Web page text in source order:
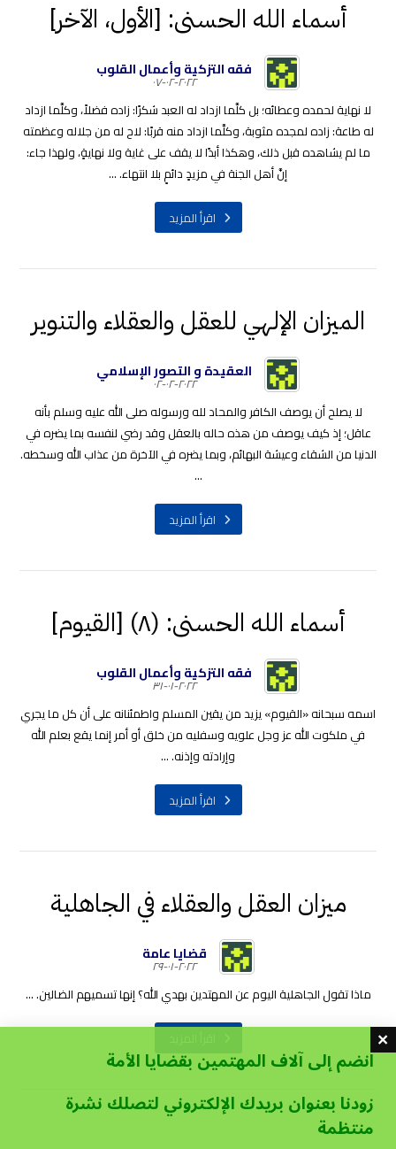
أسماء الله الحسنى: [الأول، الآخر]
فقه التزكية وأعمال القلوب
٢٠٢٢-٠٢-٠٧
لا نهاية لحمده وعطائه؛ بل كلَّما ازداد له العبد شكرًا: زاده فضلاً، وكلَّما ازداد
له طاعة: زاده لمجده مثوبة، وكلَّما ازداد منه قربًا: لاح له من جلاله وعظمته
ما لم يشاهده قبل ذلك، وهكذا أبدًا لا يقف على غاية ولا نهايةٍ، ولهذا جاء:
إنَّ أهل الجنة في مزيدٍ دائمٍ بلا انتهاء. ...
اقرأ المزيد
الميزان الإلهي للعقل والعقلاء والتنوير
العقيدة و التصور الإسلامي
٢٠٢٢-٠٢-٠٢
لا يصلح أن يوصف الكافر والمحاد لله ورسوله صلى الله عليه وسلم بأنه
عاقل؛ إذ كيف يوصف من هذه حاله بالعقل وقد رضي لنفسه بما يضره في
الدنيا من الشقاء وعيشة البهائم، وبما يضره في الآخرة من عذاب الله وسخطه.
...
اقرأ المزيد
أسماء الله الحسنى: (٨) [القيوم]
فقه التزكية وأعمال القلوب
٢٠٢٢-٠١-٣١
اسمه سبحانه «القيوم» يزيد من يقين المسلم واطمئنانه على أن كل ما يجري
في ملكوت الله عز وجل علويه وسفليه من خلق أو أمر إنما يقع بعلم الله
وإرادته وإذنه. ...
اقرأ المزيد
ميزان العقل والعقلاء في الجاهلية
قضايا عامة
٢٠٢٢-٠١-٢٩
ماذا تقول الجاهلية اليوم عن المهتدين بهدي الله؟ إنها تسميهم الضالين. ...
انضم إلى آلاف المهتمين بقضايا الأمة
زودنا بعنوان بريدك الإلكتروني لتصلك نشرة
منتظمة